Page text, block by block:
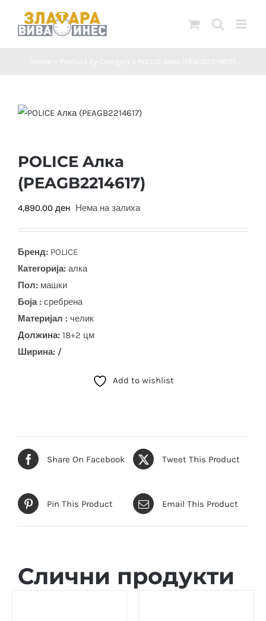
POLICE Aлка
(PEAGB2214617)
4,890.00 ден Нема на залиха
Бренд: POLICE
Категорија: алка
Пол: машки
Боја : сребрена
Материјал : челик
Должина: 18+2 цм
Ширина: /
Add to wishlist
Share On Facebook Tweet This Product
Pin This Product Email This Product
Слични продукти